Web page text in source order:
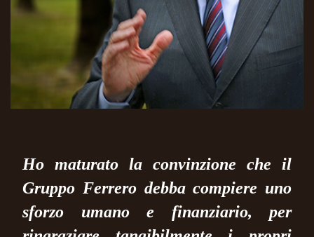
Ho maturato la convinzione che il
Gruppo Ferrero debba compiere uno
sforzo umano e finanziario, per